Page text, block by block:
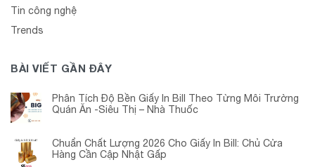
Tin công nghệ
Trends
BÀI VIẾT GẦN ĐÂY
Phân Tích Độ Bền Giấy In Bill Theo Từng Môi Trường
Quán Ăn -Siêu Thị – Nhà Thuốc
Chuẩn Chất Lượng 2026 Cho Giấy In Bill: Chủ Cửa
Hàng Cần Cập Nhật Gấp